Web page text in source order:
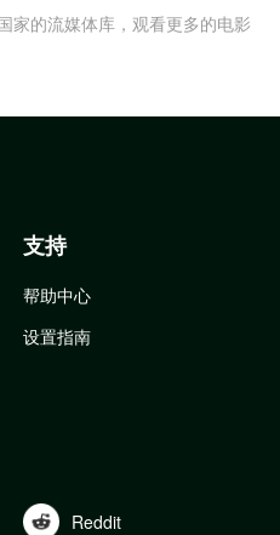
家的流媒体库，观看更多的电影
支持
帮助中心
设置指南
Reddit